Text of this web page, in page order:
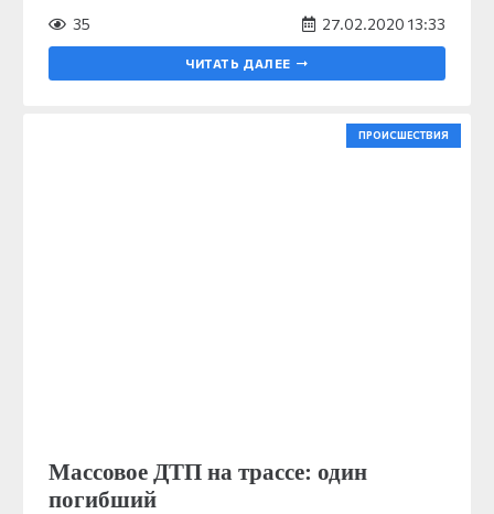
35
27.02.2020 13:33
ЧИТАТЬ ДАЛЕЕ
ПРОИСШЕСТВИЯ
Массовое ДТП на трассе: один
погибший